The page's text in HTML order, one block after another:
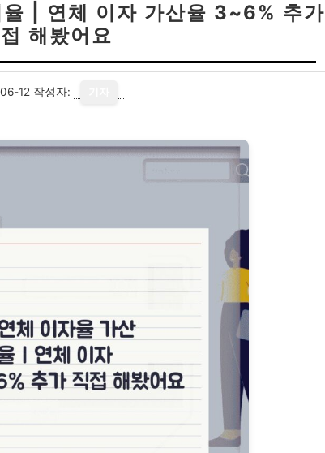
| 연체 이자 가산율 3~6% 추가
해봤어요
12 작성자: